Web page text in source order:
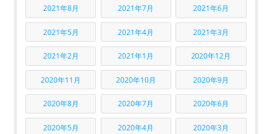
2021年8月 2021年7月 2021年6月
2021年5月 2021年4月 2021年3月
2021年2月 2021年1月 2020年12月
2020年11月 2020年10月 2020年9月
2020年8月 2020年7月 2020年6月
2020年5月 2020年4月 2020年3月